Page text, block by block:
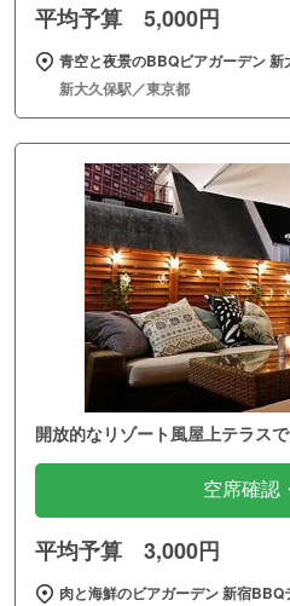
平均予算 5,000円
青空と夜景のBBQビアガーデン
新大久保駅／東京都
開放的なリゾート風屋上テラス
空席確認
平均予算 3,000円
肉と海鮮のビアガーデン 新宿